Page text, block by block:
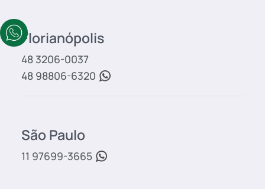
Florianópolis
48 3206-0037
48 98806-6320
São Paulo
11 97699-3665